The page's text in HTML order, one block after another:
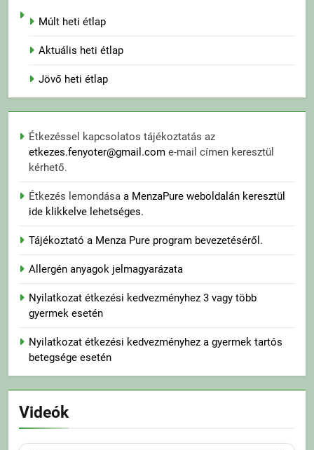
Múlt heti étlap
Aktuális heti étlap
Jövő heti étlap
Étkezéssel kapcsolatos tájékoztatás az
etkezes.fenyoter@gmail.com e-mail címen keresztül
kérhető.
Étkezés lemondása a MenzaPure weboldalán keresztül
ide klikkelve lehetséges.
Tájékoztató a Menza Pure program bevezetéséről.
Allergén anyagok jelmagyarázata
Nyilatkozat étkezési kedvezményhez 3 vagy több
gyermek esetén
Nyilatkozat étkezési kedvezményhez a gyermek tartós
betegsége esetén
Videók